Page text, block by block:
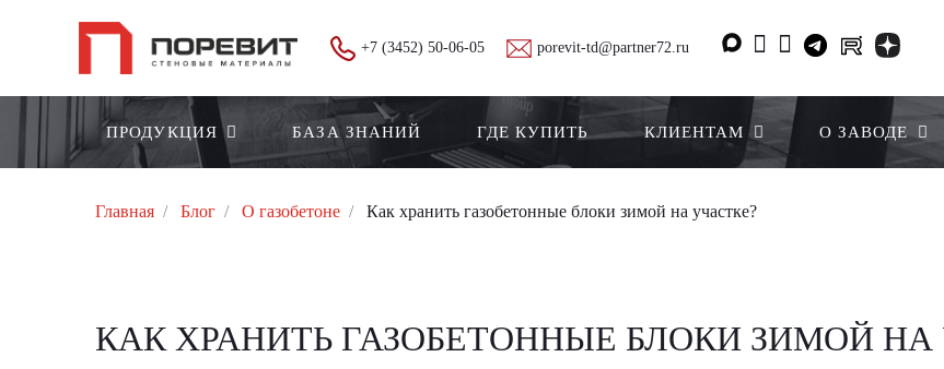
+7 (3452) 50-06-05 porevit-td@partner72.ru
ПРОДУКЦИЯ БАЗА ЗНАНИЙ ГДЕ КУПИТЬ КЛИЕНТАМ О ЗАВОДЕ
Главная Блог О газобетоне Как хранить газобетонные блоки зимой на участке?
КАК ХРАНИТЬ ГАЗОБЕТОННЫЕ БЛОКИ ЗИМОЙ НА